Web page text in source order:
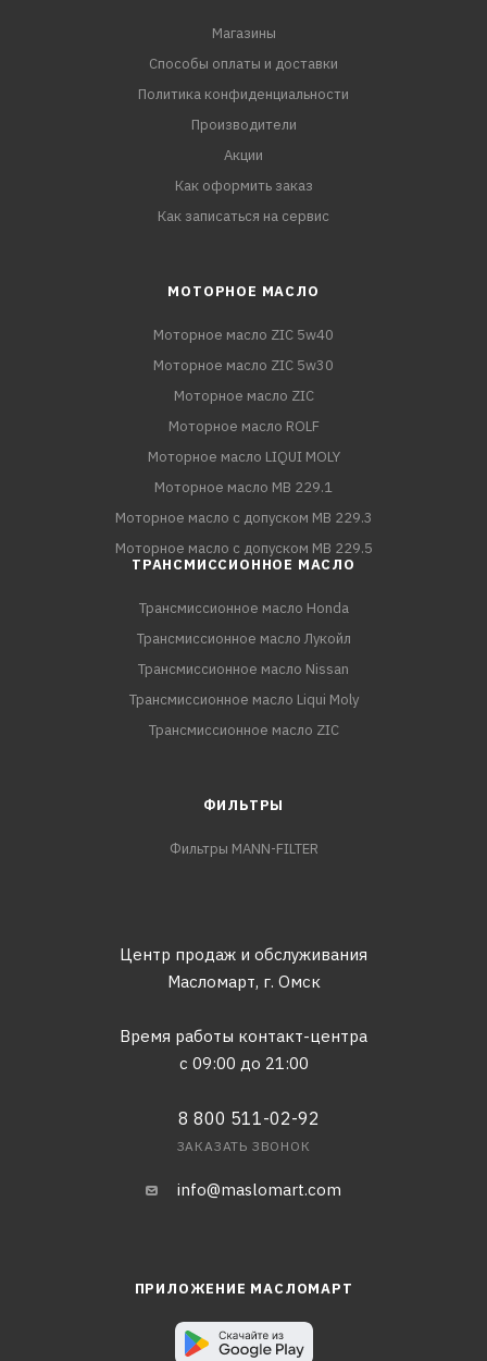
Магазины
Способы оплаты и доставки
Политика конфиденциальности
Производители
Акции
Как оформить заказ
Как записаться на сервис
МОТОРНОЕ МАСЛО
Моторное масло ZIC 5w40
Моторное масло ZIC 5w30
Моторное масло ZIC
Моторное масло ROLF
Моторное масло LIQUI MOLY
Моторное масло MB 229.1
Моторное масло с допуском MB 229.3
Моторное масло с допуском MB 229.5
ТРАНСМИССИОННОЕ МАСЛО
Трансмиссионное масло Honda
Трансмиссионное масло Лукойл
Трансмиссионное масло Nissan
Трансмиссионное масло Liqui Moly
Трансмиссионное масло ZIC
ФИЛЬТРЫ
Фильтры MANN-FILTER
Центр продаж и обслуживания
Масломарт, г. Омск
Время работы контакт-центра
с 09:00 до 21:00
8 800 511-02-92
ЗАКАЗАТЬ ЗВОНОК
info@maslomart.com
ПРИЛОЖЕНИЕ МАСЛОМАРТ